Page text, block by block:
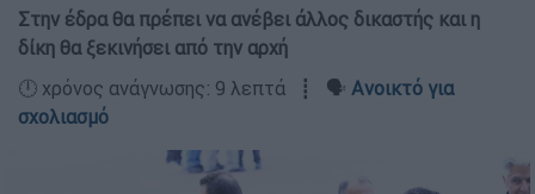
Στην έδρα θα πρέπει να ανέβει άλλος δικαστής και η
δίκη θα ξεκινήσει από την αρχή
🕛 χρόνος ανάγνωσης: 9 λεπτά ┋ 🗣️ Ανοικτό για
σχολιασμό